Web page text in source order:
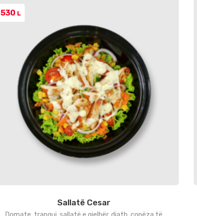
Sallatë Cesar
530 L